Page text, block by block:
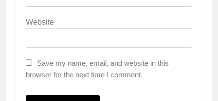
Website
Save my name, email, and website in this
browser for the next time I comment.